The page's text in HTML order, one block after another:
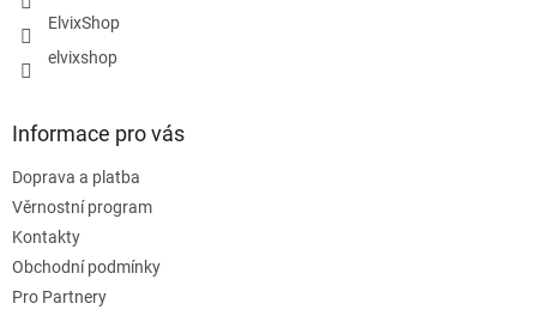
ElvixShop
elvixshop
Informace pro vás
Doprava a platba
Věrnostní program
Kontakty
Obchodní podmínky
Pro Partnery